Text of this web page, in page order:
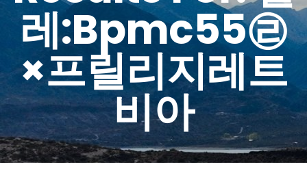
레:bpmc55㉣
×프릴리지레트
비아